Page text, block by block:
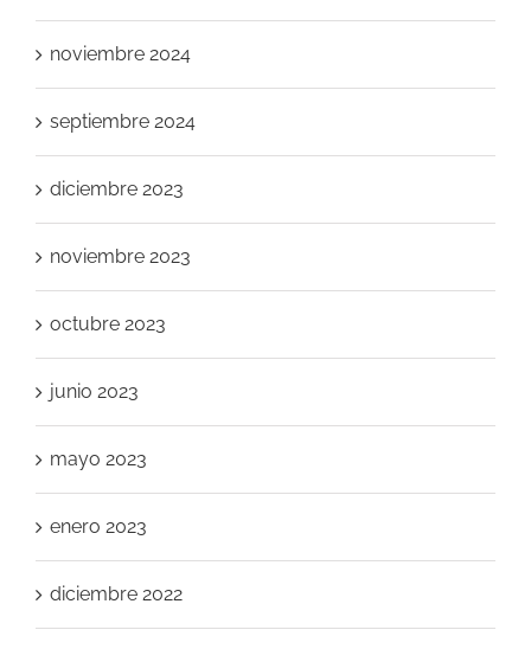
noviembre 2024
septiembre 2024
diciembre 2023
noviembre 2023
octubre 2023
junio 2023
mayo 2023
enero 2023
diciembre 2022